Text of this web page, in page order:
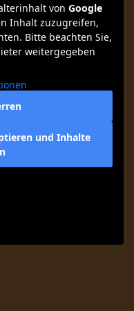
von Google
Inhalt zuzugreifen,
Bitte beachten Sie,
weitergegeben
und Inhalte